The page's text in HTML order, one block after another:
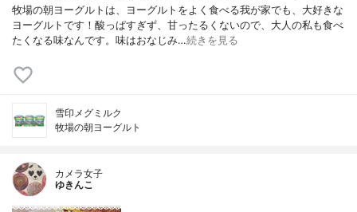
牧場の朝ヨーグルトは、ヨーグルトをよく食べる我が家でも、大好きな
ヨーグルトです！酸っぱすぎず、甘ったるくないので、大人の私も食べ
たくなる味なんです。味はおなじみ…続きを見る
雪印メグミルク
牧場の朝ヨーグルト
カメラ女子
ゆきんこ